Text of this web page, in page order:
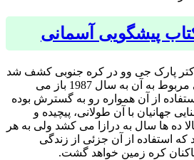
پیشگویی آسمانی
پارک جی وو در کره جنوبی کشف شد
و اولین گزارش های علمی مربوط به آن به سال 1987 باز می
از آن همواره رو به گسترش بوده
جهانیان با آن طولانی، پیچیده و
ده ها سال به درازا می کشد ولی به هر
استفاده از آن جزئی از زندگی
کره زمین خواهد گشت.